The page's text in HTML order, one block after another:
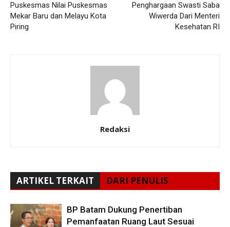
Puskesmas Nilai Puskesmas
Mekar Baru dan Melayu Kota
Piring
Penghargaan Swasti Saba
Wiwerda Dari Menteri
Kesehatan RI
Redaksi
ARTIKEL TERKAIT DARI PENULIS
BP Batam Dukung Penertiban
Pemanfaatan Ruang Laut Sesuai